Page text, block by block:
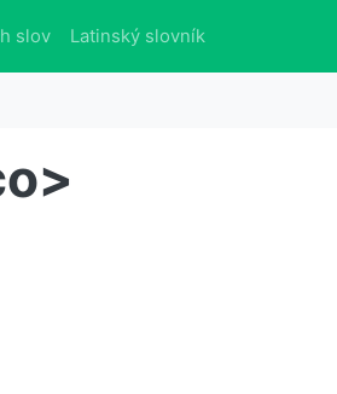
slov Latinský slovník